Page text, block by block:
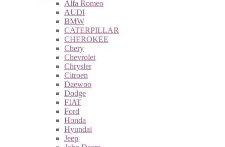
Alfa Romeo
AUDI
BMW
CATERPILLAR
CHEROKEE
Chery
Chevrolet
Chrysler
Citroen
Daewoo
Dodge
FIAT
Ford
Honda
Hyundai
Jeep